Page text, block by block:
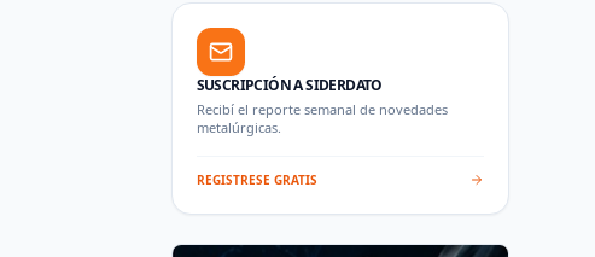
SUSCRIPCIÓN A SIDERDATO
Recibí el reporte semanal de novedades
metalúrgicas.
REGISTRESE GRATIS